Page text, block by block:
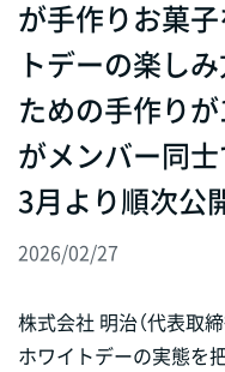
が手作りお菓子
トデーの楽しみ
ための手作りが
がメンバー同
3月より順次公開
2026/02/27
株式会社 明治（代表取
ホワイトデーの実態を